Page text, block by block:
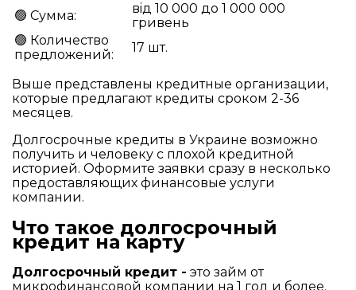
🟢 Сумма:
вiд 10 000 до 1 000 000
гривень
🟢 Количество
предложений:
17 шт.
Выше представлены кредитные организации,
которые предлагают кредиты сроком 2-36
месяцев.
Долгосрочные кредиты в Украине возможно
получить и человеку с плохой кредитной
историей. Оформите заявки сразу в несколько
предоставляющих финансовые услуги
компании.
Что такое долгосрочный
кредит на карту
Долгосрочный кредит - это займ от
микрофинансовой компании на 1 год и более.